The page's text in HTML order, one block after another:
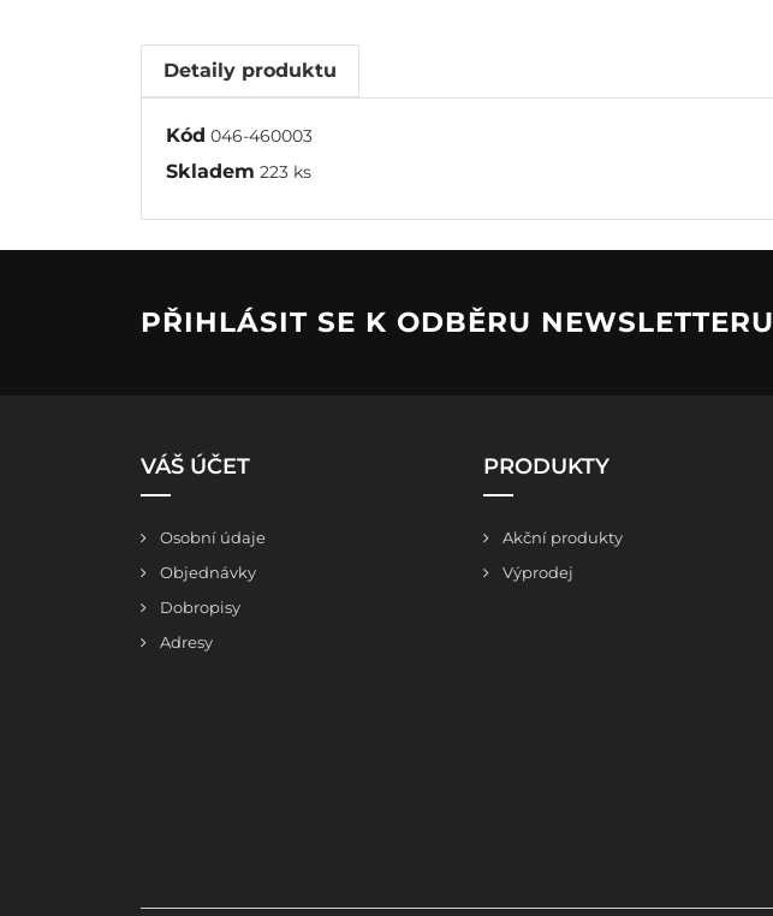
Detaily produktu
Kód 046-460003
Skladem 223 ks
PŘIHLÁSIT SE K ODBĚRU NEWSLETTERU
VÁŠ ÚČET
Osobní údaje
Objednávky
Dobropisy
Adresy
PRODUKTY
Akční produkty
Výprodej